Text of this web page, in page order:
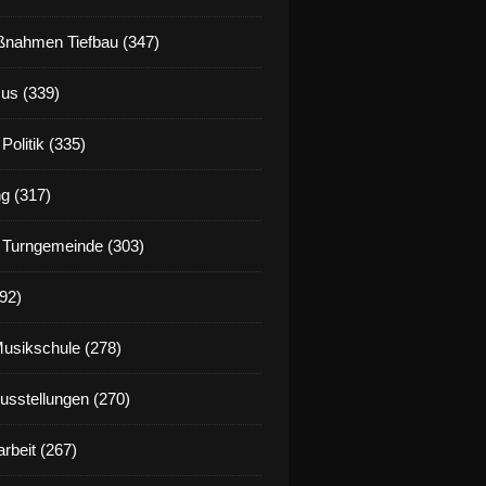
Tiefbau (347)
(339)
(335)
(317)
(303)
(278)
(270)
(267)